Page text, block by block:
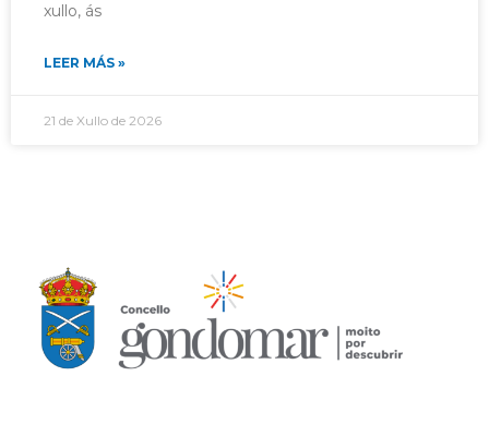
xullo, ás
LEER MÁS »
21 de Xullo de 2026